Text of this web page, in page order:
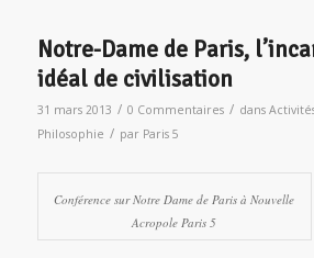
Notre-Dame de Paris,
idéal de civilisation
31 mars 2013 / 0 Commentaires / dans
Philosophie / par Paris 5
Conférence sur Notre Dame de Paris à Nouvelle
Acropole Paris 5